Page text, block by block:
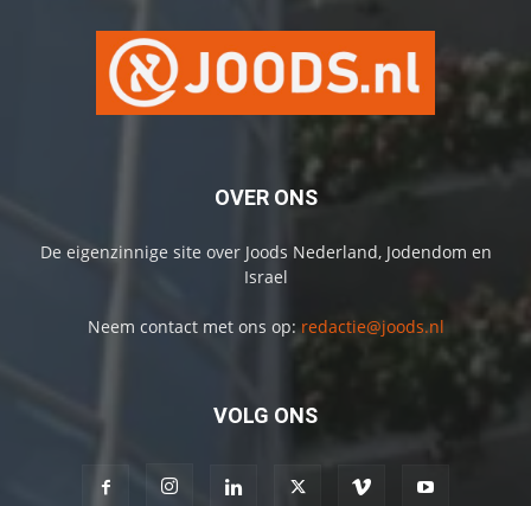
OVER ONS
De eigenzinnige site over Joods Nederland, Jodendom en
Israel
Neem contact met ons op: redactie@joods.nl
VOLG ONS